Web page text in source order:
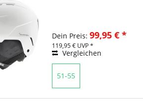
Dein Preis: 99,95 € *
119,95 € UVP *
Vergleichen
51-55